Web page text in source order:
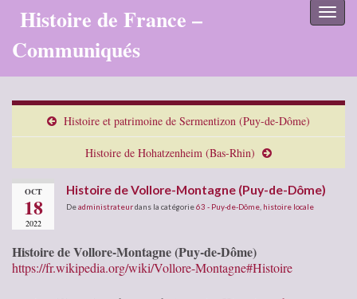
Histoire de France –
Communiqués
Histoire et patrimoine de Sermentizon (Puy-de-Dôme)
Histoire de Hohatzenheim (Bas-Rhin)
OCT
18
2022
Histoire de Vollore-Montagne (Puy-de-Dôme)
Deadministrateurdans la catégorie63 - Puy-de-Dôme histoire locale
Histoire de Vollore-Montagne (Puy-de-Dôme)
https://fr.wikipedia.org/wiki/Vollore-Montagne#Histoire